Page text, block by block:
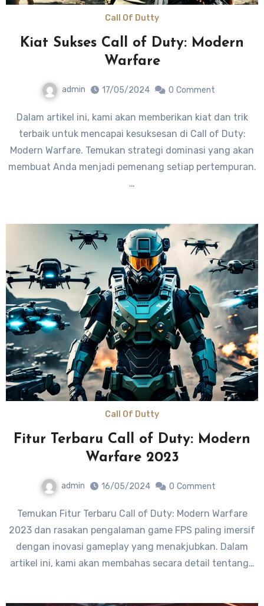
Call Of Dutty
Kiat Sukses Call of Duty: Modern
Warfare
admin 17/05/2024 0 Comment
Dalam artikel ini, kami akan memberikan kiat dan trik
terbaik untuk mencapai kesuksesan di Call of Duty:
Modern Warfare. Temukan strategi dominasi yang akan
membuat Anda menjadi pemenang setiap pertempuran.
…
Call Of Dutty
Fitur Terbaru Call of Duty: Modern
Warfare 2023
admin 16/05/2024 0 Comment
Temukan Fitur Terbaru Call of Duty: Modern Warfare
2023 dan rasakan pengalaman game FPS paling imersif
dengan inovasi gameplay yang menakjubkan. Dalam
artikel ini, kami akan membahas secara detail tentang…